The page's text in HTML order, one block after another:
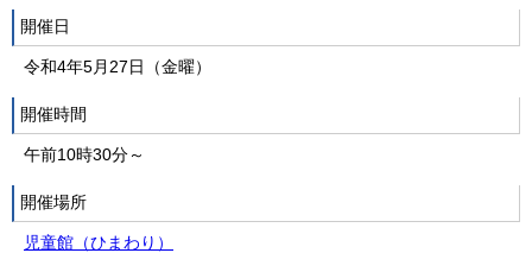
開催日
令和4年5月27日（金曜）
開催時間
午前10時30分～
開催場所
児童館（ひまわり）